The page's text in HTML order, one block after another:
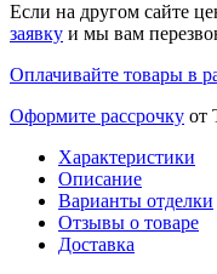
Если на другом сайте
заявку и мы вам
Оплачивайте товары в
Оформите рассрочку от
Характеристики
Описание
Варианты отделки
Отзывы о товаре
Доставка